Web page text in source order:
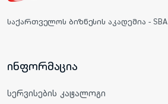
საქართველოს ბიზნესის აკადემია - SBA
ინფორმაცია
სერვისების კატალოგი